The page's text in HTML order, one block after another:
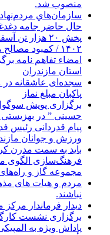
منصوب شد.
سازمان‌هاي
حال حاضر جامه
پخش ۲۰ هزار
۱۴۰۲ / کمبود مصالح مشکل شهرداری ساری
امضاء تفاهم نامه
استان مازندران
سجده‌ای عاشقانه در
پاکبان مبلغ نماز
برگزاری پویش
حسینی ” در بهزیستی
پیام قدردانی رئیس
ورزش و جوانان
باید به سمت مدرن
فرهنگ‌سازی
مجموعه گاز و
مردم و هیات های
نباشند.
دیدار فرماندار مرکز
برگزاری نشست
پاداش ویژه به